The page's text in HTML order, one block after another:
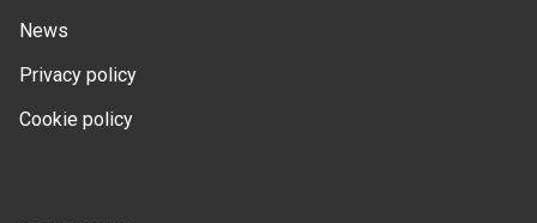
News
Privacy policy
Cookie policy